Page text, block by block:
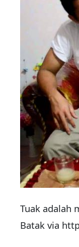
Tuak adalah
Batak via